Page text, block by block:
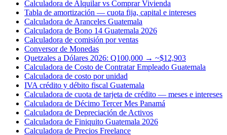
Calculadora de Alquilar vs Comprar Vivienda
Tabla de amortización — cuota fija, capital e intereses
Calculadora de Aranceles Guatemala
Calculadora de Bono 14 Guatemala 2026
Calculadora de comisión por ventas
Conversor de Monedas
Quetzales a Dólares 2026: Q100,000 → ~$12,903
Calculadora de Costo de Contratar Empleado Guatemala
Calculadora de costo por unidad
IVA crédito y débito fiscal Guatemala
Calculadora de cuota de tarjeta de crédito — meses e intereses
Calculadora de Décimo Tercer Mes Panamá
Calculadora de Depreciación de Activos
Calculadora de Finiquito Guatemala 2026
Calculadora de Precios Freelance